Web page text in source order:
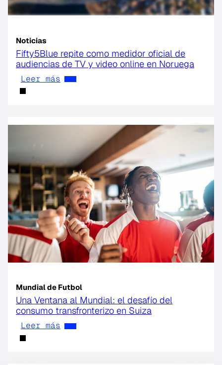
Noticias
Fifty5Blue repite como medidor oficial de
audiencias de TV y video online en Noruega
Leer más
Mundial de Futbol
Una Ventana al Mundial: el desafío del
consumo transfronterizo en Suiza
Leer más